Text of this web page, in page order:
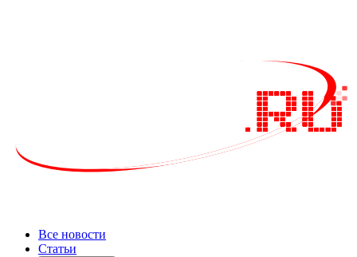
Все новости
Статьи